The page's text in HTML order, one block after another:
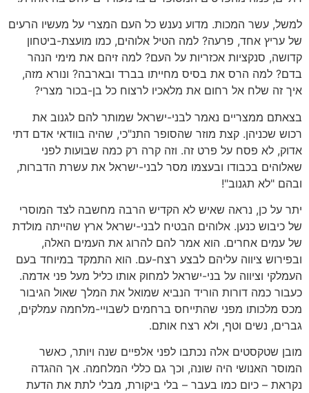
למשל, עשר המכות. מדוע נענש כל העם המצרי על מעשיו הרעים
של עריץ אחד, פרעה? למה הטיל אלוהים, כמו מועצת-ביטחון
קדושה, סנקציות אכזריות על העם? למה זיהם את מימי הנהר
בדם? למה הרס את בסיס מחייתו בברד ובארבה? ונורא מזה,
איך זה שלח אל רחום את מלאכיו לרצוח כל בן-בכור מצרי?
בצאתם ממצריים נאמר לבני-ישראל שמותר להם לגנוב את
רכוש שכניהן. קצת מוזר שהסופר התנ"כי, שהיה בוודאי אדם דתי
אדוק, לא פסח על פרט זה. וזה קרה רק כמה שבועות לפני
שאלוהים בכבודו ובעצמו מסר לבני-ישראל את עשרת הדברות,
ובהם "לא תגנוב"!
יתר על כן, נראה שאיש לא הקדיש הרבה מחשבה לצד המוסרי
של כיבוש כנען. אלוהים הבטיח לבני-ישראל ארץ שהייתה מולדת
של עמים אחרים. הוא אמר להם להרוג את העמים האלה,
ובפירוש ציווה עליהם לבצע רצח-עם. הוא התמקד במיוחד בעם
העמלקי וציווה על בני-ישראל למחוק אותו כליל מעל פני אדמה.
כעבור כמה דורות הוריד הנביא שמואל את המלך שאול הגיבור
מכס מלכותו מפני שהתייחס ברחמים לשבויי-מלחמה עמלקים,
גברים, נשים וטף, ולא רצח אותם.
מובן שטקסטים אלה נכתבו לפני אלפיים שנה ויותר, כאשר
המוסר האנושי היה שונה, וכך גם כללי המלחמה. אך ההגדה
נקראת – כיום כמו בעבר – בלי ביקורת, מבלי לתת את הדעת